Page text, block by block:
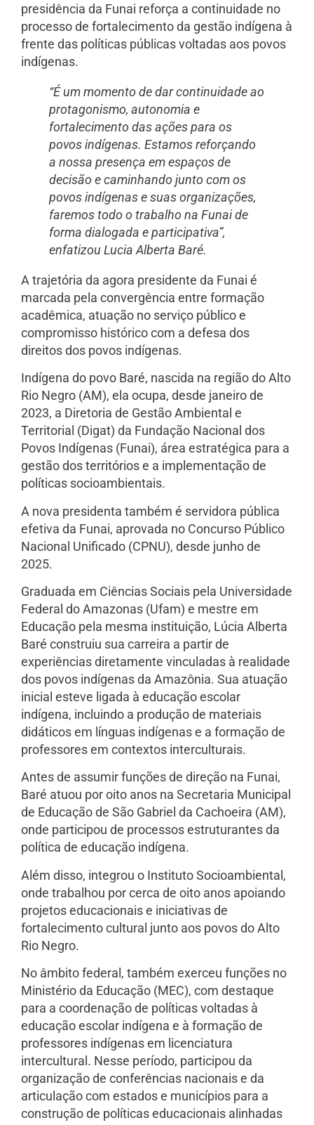
presidência da Funai reforça a continuidade no
processo de fortalecimento da gestão indígena à
frente das políticas públicas voltadas aos povos
indígenas.
“É um momento de dar continuidade ao
protagonismo, autonomia e
fortalecimento das ações para os
povos indígenas. Estamos reforçando
a nossa presença em espaços de
decisão e caminhando junto com os
povos indígenas e suas organizações,
faremos todo o trabalho na Funai de
forma dialogada e participativa”,
enfatizou Lucia Alberta Baré.
A trajetória da agora presidente da Funai é
marcada pela convergência entre formação
acadêmica, atuação no serviço público e
compromisso histórico com a defesa dos
direitos dos povos indígenas.
Indígena do povo Baré, nascida na região do Alto
Rio Negro (AM), ela ocupa, desde janeiro de
2023, a Diretoria de Gestão Ambiental e
Territorial (Digat) da Fundação Nacional dos
Povos Indígenas (Funai), área estratégica para a
gestão dos territórios e a implementação de
políticas socioambientais.
A nova presidenta também é servidora pública
efetiva da Funai, aprovada no Concurso Público
Nacional Unificado (CPNU), desde junho de
2025.
Graduada em Ciências Sociais pela Universidade
Federal do Amazonas (Ufam) e mestre em
Educação pela mesma instituição, Lúcia Alberta
Baré construiu sua carreira a partir de
experiências diretamente vinculadas à realidade
dos povos indígenas da Amazônia. Sua atuação
inicial esteve ligada à educação escolar
indígena, incluindo a produção de materiais
didáticos em línguas indígenas e a formação de
professores em contextos interculturais.
Antes de assumir funções de direção na Funai,
Baré atuou por oito anos na Secretaria Municipal
de Educação de São Gabriel da Cachoeira (AM),
onde participou de processos estruturantes da
política de educação indígena.
Além disso, integrou o Instituto Socioambiental,
onde trabalhou por cerca de oito anos apoiando
projetos educacionais e iniciativas de
fortalecimento cultural junto aos povos do Alto
Rio Negro.
No âmbito federal, também exerceu funções no
Ministério da Educação (MEC), com destaque
para a coordenação de políticas voltadas à
educação escolar indígena e à formação de
professores indígenas em licenciatura
intercultural. Nesse período, participou da
organização de conferências nacionais e da
articulação com estados e municípios para a
construção de políticas educacionais alinhadas